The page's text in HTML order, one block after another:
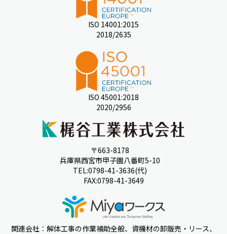
ISO 14001:2015
2018/2635
ISO 45001:2018
2020/2956
〒663-8178
兵庫県西宮市甲子園八番町5-10
TEL:0798-41-3636(代)
FAX:0798-41-3649
関連会社︰解体工事の作業補助全般、資機材の卸販売・リース、